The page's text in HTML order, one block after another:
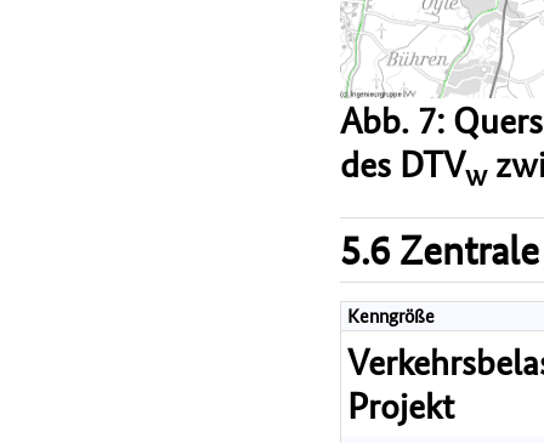
Abb. 7:
des DTVw
5.6
Kenngröße
Projekt